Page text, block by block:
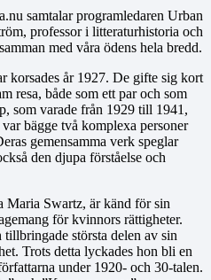
samtalar programledaren Urban
professor i litteraturhistoria och
med våra ödens hela bredd.
korsades år 1927. De gifte sig kort
resa, både som ett par och som
som varade från 1929 till 1941,
bägge två komplexa personer
gemensamma verk speglar
den djupa förståelse och
Swartz, är känd för sin
för kvinnors rättigheter.
största delen av sin
Trots detta lyckades hon bli en
under 1920- och 30-talen.